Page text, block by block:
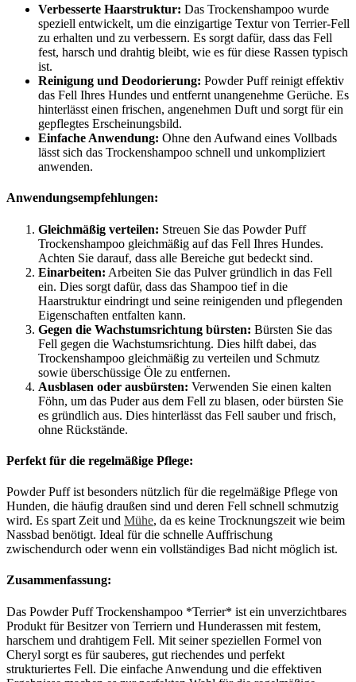
Verbesserte Haarstruktur: Das Trockenshampoo wurde
speziell entwickelt, um die einzigartige Textur von Terrier-Fell
zu erhalten und zu verbessern. Es sorgt dafür, dass das Fell
fest, harsch und drahtig bleibt, wie es für diese Rassen typisch
ist.
Reinigung und Deodorierung: Powder Puff reinigt effektiv
das Fell Ihres Hundes und entfernt unangenehme Gerüche. Es
hinterlässt einen frischen, angenehmen Duft und sorgt für ein
gepflegtes Erscheinungsbild.
Einfache Anwendung: Ohne den Aufwand eines Vollbads
lässt sich das Trockenshampoo schnell und unkompliziert
anwenden.
Anwendungsempfehlungen:
Gleichmäßig verteilen: Streuen Sie das Powder Puff
Trockenshampoo gleichmäßig auf das Fell Ihres Hundes.
Achten Sie darauf, dass alle Bereiche gut bedeckt sind.
Einarbeiten: Arbeiten Sie das Pulver gründlich in das Fell
ein. Dies sorgt dafür, dass das Shampoo tief in die
Haarstruktur eindringt und seine reinigenden und pflegenden
Eigenschaften entfalten kann.
Gegen die Wachstumsrichtung bürsten: Bürsten Sie das
Fell gegen die Wachstumsrichtung. Dies hilft dabei, das
Trockenshampoo gleichmäßig zu verteilen und Schmutz
sowie überschüssige Öle zu entfernen.
Ausblasen oder ausbürsten: Verwenden Sie einen kalten
Föhn, um das Puder aus dem Fell zu blasen, oder bürsten Sie
es gründlich aus. Dies hinterlässt das Fell sauber und frisch,
ohne Rückstände.
Perfekt für die regelmäßige Pflege:
Powder Puff ist besonders nützlich für die regelmäßige Pflege von
Hunden, die häufig draußen sind und deren Fell schnell schmutzig
wird. Es spart Zeit und Mühe, da es keine Trocknungszeit wie beim
Nassbad benötigt. Ideal für die schnelle Auffrischung
zwischendurch oder wenn ein vollständiges Bad nicht möglich ist.
Zusammenfassung:
Das Powder Puff Trockenshampoo *Terrier* ist ein unverzichtbares
Produkt für Besitzer von Terriern und Hunderassen mit festem,
harschem und drahtigem Fell. Mit seiner speziellen Formel von
Cheryl sorgt es für sauberes, gut riechendes und perfekt
strukturiertes Fell. Die einfache Anwendung und die effektiven